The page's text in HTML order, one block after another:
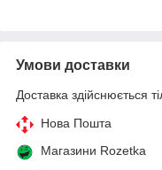
Умови доставки
Доставка здійснюється
Нова Пошта
Магазини Rozetka